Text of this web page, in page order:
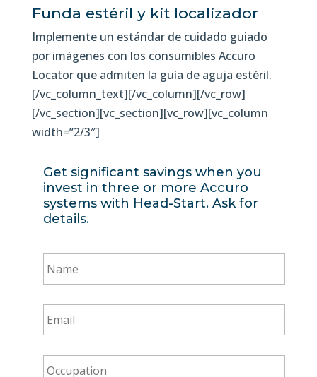
Funda estéril y kit localizador
Implemente un estándar de cuidado guiado
por imágenes con los consumibles Accuro
Locator que admiten la guía de aguja estéril.
[/vc_column_text][/vc_column][/vc_row]
[/vc_section][vc_section][vc_row][vc_column
width=”2/3″]
Get significant savings when you
invest in three or more Accuro
systems with Head-Start. Ask for
details.
Name *
Email *
Occupation *